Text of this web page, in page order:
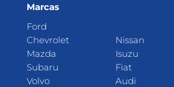
Marcas
Ford
Chevrolet
Mazda
Subaru
Volvo
Nissan
Isuzu
Fiat
Audi